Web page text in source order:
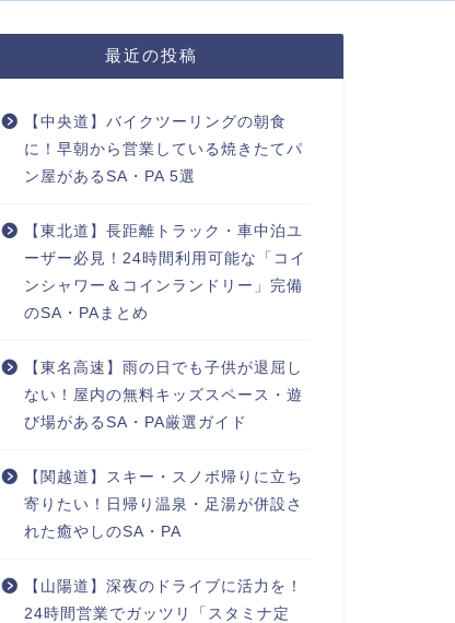
最近の投稿
【中央道】バイクツーリングの朝食
に！早朝から営業している焼きたてパ
ン屋があるSA・PA 5選
【東北道】長距離トラック・車中泊ユ
ーザー必見！24時間利用可能な「コイ
ンシャワー＆コインランドリー」完備
のSA・PAまとめ
【東名高速】雨の日でも子供が退屈し
ない！屋内の無料キッズスペース・遊
び場があるSA・PA厳選ガイド
【関越道】スキー・スノボ帰りに立ち
寄りたい！日帰り温泉・足湯が併設さ
れた癒やしのSA・PA
【山陽道】深夜のドライブに活力を！
24時間営業でガッツリ「スタミナ定